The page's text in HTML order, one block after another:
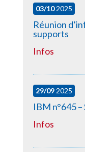
03/102025
Réunion
supports
Infos
29/092025
IBM n°645
Infos